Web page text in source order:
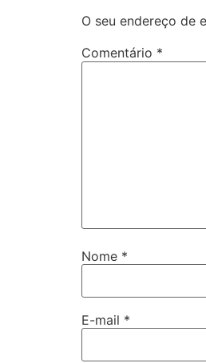
O seu endereço de
Comentário *
Nome *
E-mail *